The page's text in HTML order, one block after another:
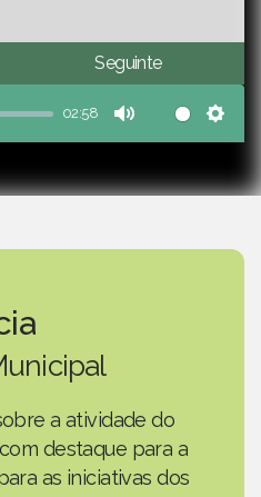
Seguinte
02:58
Mute
a atividade do
destaque para a
as iniciativas dos